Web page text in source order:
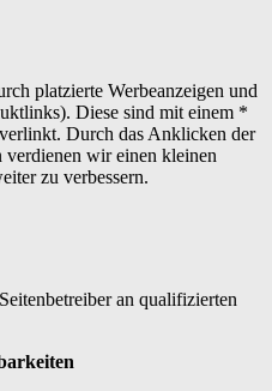
platzierte Werbeanzeigen und
Diese sind mit einem *
Durch das Anklicken der
wir einen kleinen
zu verbessern.
an qualifizierten